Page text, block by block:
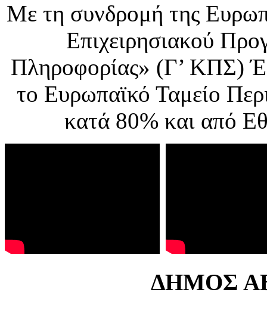
Με τη συνδρομή της
Επιχειρησιακού
Πληροφορίας» (Γ’ ΚΠΣ)
το Ευρωπαϊκό Ταμείο
κατά 80% και από
ΔΗΜΟΣ